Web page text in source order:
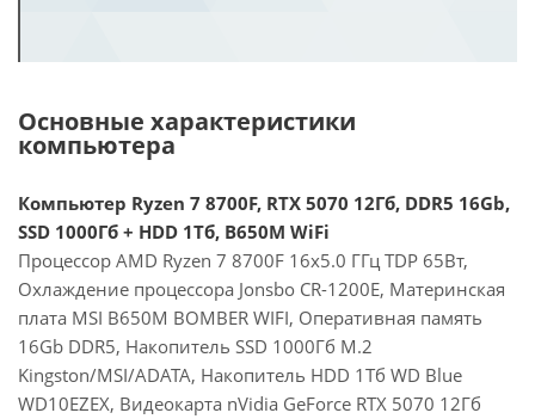
Основные характеристики
компьютера
Компьютер Ryzen 7 8700F, RTX 5070 12Гб, DDR5 16Gb,
SSD 1000Гб + HDD 1Тб, B650M WiFi
Процессор AMD Ryzen 7 8700F 16x5.0 ГГц TDP 65Вт,
Охлаждение процессора Jonsbo CR-1200E, Материнская
плата MSI B650M BOMBER WIFI, Оперативная память
16Gb DDR5, Накопитель SSD 1000Гб M.2
Kingston/MSI/ADATA, Накопитель HDD 1Тб WD Blue
WD10EZEX, Видеокарта nVidia GeForce RTX 5070 12Гб